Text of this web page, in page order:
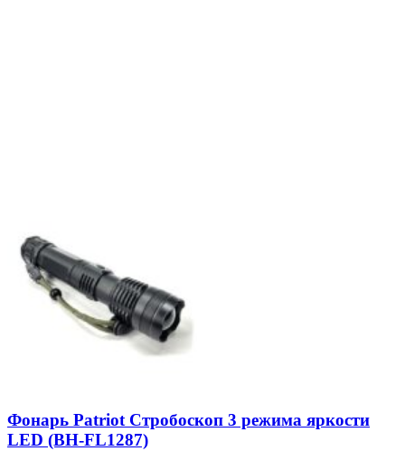
Фонарь Patriot Стробоскоп 3 режима яркости
LED (BH-FL1287)